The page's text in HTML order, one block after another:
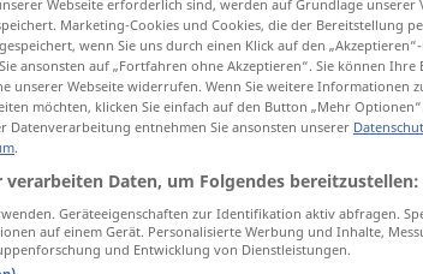
unsicher
unsicher unzuverlässig
unsicherzweifelhaft
Webseite erforderlich sind, werden auf Grundlage unserer
Marketing-Cookies und Cookies, die der Bereitstellung
wenn Sie uns durch einen Klick auf den
ansonsten auf „Fortfahren ohne Akzeptieren“. Sie können Ihre
unserer Webseite widerrufen. Wenn Sie weitere Informationen
möchten, klicken Sie einfach auf den Button „Mehr Optionen“.
Datenverarbeitung entnehmen Sie ansonsten unserer
.
Daten, um Folgendes bereitzustellen:
Geräteeigenschaften zur Identifikation aktiv abfragen.
auf einem Gerät. Personalisierte Werbung und Inhalte,
und Entwicklung von Dienstleistungen.